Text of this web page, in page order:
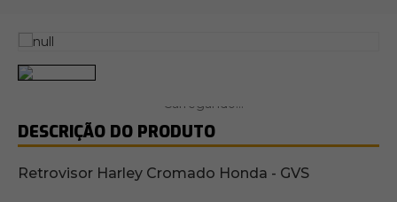
DESCRIÇÃO DO PRODUTO
Retrovisor Harley Cromado Honda - GVS